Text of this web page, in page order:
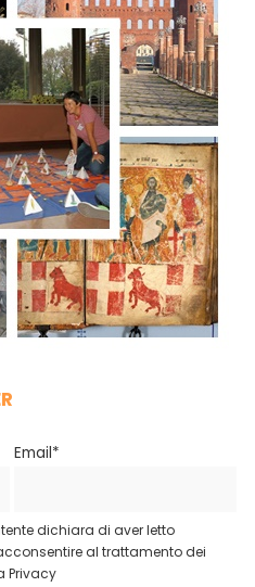
Email*
dichiara di aver letto
al trattamento dei
Privacy